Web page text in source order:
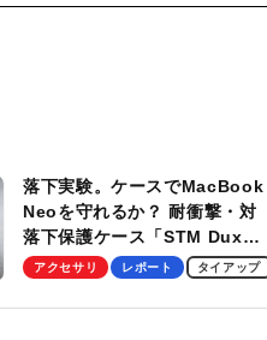
落下実験。ケースでMacBook
Neoを守れるか？ 耐衝撃・対
落下保護ケース「STM Dux
Ultra」を検証。学生、ビジネ
適！
アクセサリ レポート タイアップ